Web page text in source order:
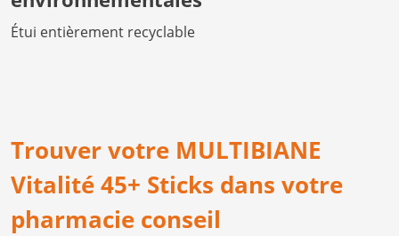
Étui entièrement recyclable
Trouver votre MULTIBIANE
Vitalité 45+ Sticks dans votre
pharmacie conseil